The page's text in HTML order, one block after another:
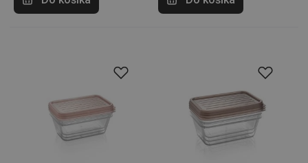
shopsys_abc www.tescoma.sk